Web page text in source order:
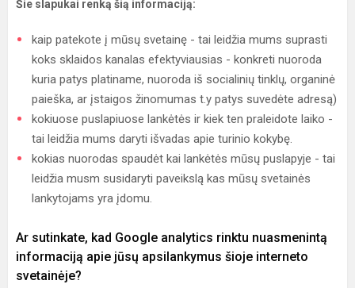
Šie slapukai renką šią informaciją:
kaip patekote į mūsų svetainę - tai leidžia mums suprasti
koks sklaidos kanalas efektyviausias - konkreti nuoroda
kuria patys platiname, nuoroda iš socialinių tinklų, organinė
paieška, ar įstaigos žinomumas t.y patys suvedėte adresą)
kokiuose puslapiuose lankėtės ir kiek ten praleidote laiko -
tai leidžia mums daryti išvadas apie turinio kokybę.
kokias nuorodas spaudėt kai lankėtės mūsų puslapyje - tai
leidžia musm susidaryti paveikslą kas mūsų svetainės
lankytojams yra įdomu.
Ar sutinkate, kad Google analytics rinktu nuasmenintą
informaciją apie jūsų apsilankymus šioje interneto
svetainėje?